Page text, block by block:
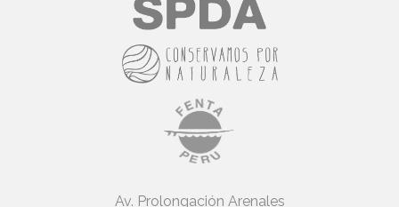
Av. Prolongación Arenales